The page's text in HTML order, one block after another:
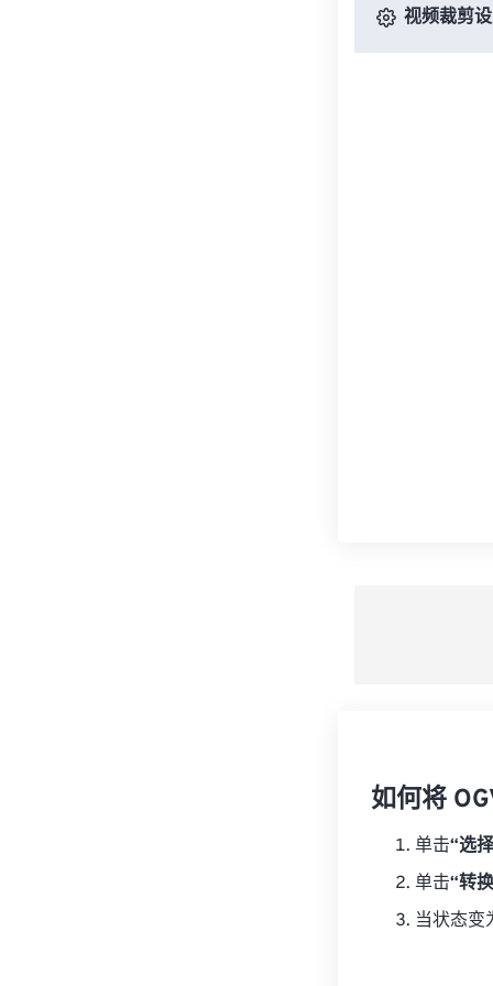
视频裁剪
如何将
单击“选
单击“转
当状态变